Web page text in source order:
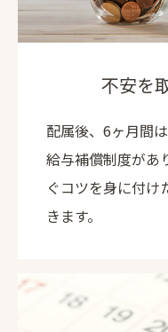
不安を
配属後、6ヶ月間
給与補償制度があ
ぐコツを身に付け
きます。